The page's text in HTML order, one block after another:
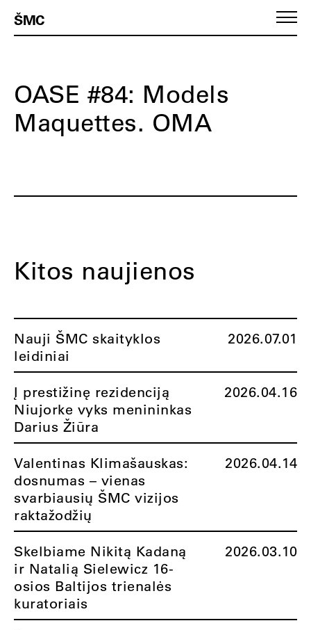
ŠMC
OASE #84: Models
Maquettes. OMA
Kitos naujienos
Nauji ŠMC skaityklos
leidiniai
2026.07.01
Į prestižinę rezidenciją
Niujorke vyks menininkas
Darius Žiūra
2026.04.16
Valentinas Klimašauskas:
dosnumas – vienas
svarbiausių ŠMC vizijos
raktažodžių
2026.04.14
Skelbiame Nikitą Kadaną
ir Natalią Sielewicz 16-
osios Baltijos trienalės
kuratoriais
2026.03.10